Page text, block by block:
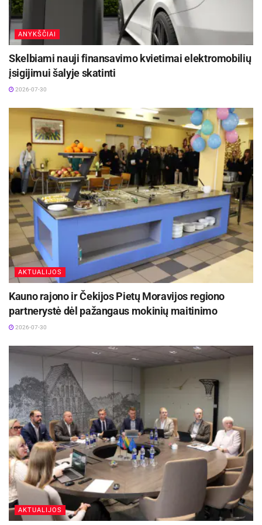
ANYKŠČIAI
Skelbiami nauji finansavimo kvietimai elektromobilių
įsigijimui šalyje skatinti
2026-07-30
AKTUALIJOS
Kauno rajono ir Čekijos Pietų Moravijos regiono
partnerystė dėl pažangaus mokinių maitinimo
2026-07-30
AKTUALIJOS